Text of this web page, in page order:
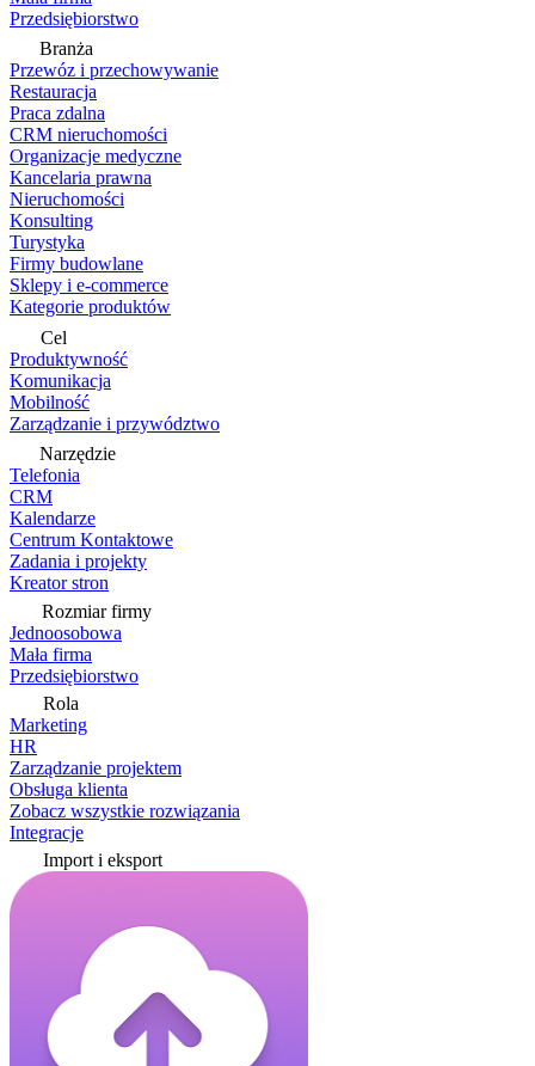
Przedsiębiorstwo
Branża
Przewóz i przechowywanie
Restauracja
Praca zdalna
CRM nieruchomości
Organizacje medyczne
Kancelaria prawna
Nieruchomości
Konsulting
Turystyka
Firmy budowlane
Sklepy i e-commerce
Kategorie produktów
Cel
Produktywność
Komunikacja
Mobilność
Zarządzanie i przywództwo
Narzędzie
Telefonia
CRM
Kalendarze
Centrum Kontaktowe
Zadania i projekty
Kreator stron
Rozmiar firmy
Jednoosobowa
Mała firma
Przedsiębiorstwo
Rola
Marketing
HR
Zarządzanie projektem
Obsługa klienta
Zobacz wszystkie rozwiązania
Integracje
Import i eksport